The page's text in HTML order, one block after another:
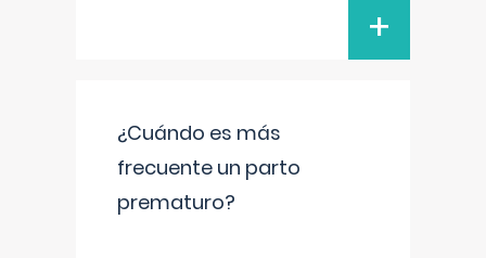
+
¿Cuándo es más
frecuente un parto
prematuro?